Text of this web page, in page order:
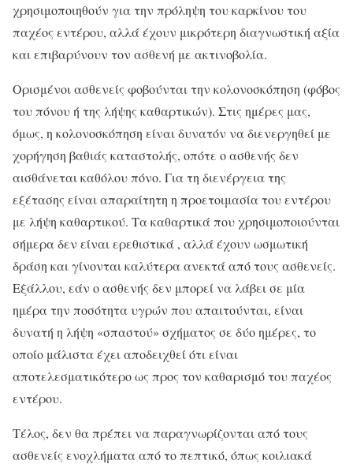
χρησιμοποιηθούν για την πρόληψη του καρκίνου του
παχέος εντέρου, αλλά έχουν μικρότερη διαγνωστική αξία
και επιβαρύνουν τον ασθενή με ακτινοβολία.
Ορισμένοι ασθενείς φοβούνται την κολονοσκόπηση (φόβος
του πόνου ή της λήψης καθαρτικών). Στις ημέρες μας,
όμως, η κολονοσκόπηση είναι δυνατόν να διενεργηθεί με
χορήγηση βαθιάς καταστολής, οπότε ο ασθενής δεν
αισθάνεται καθόλου πόνο. Για τη διενέργεια της
εξέτασης είναι απαραίτητη η προετοιμασία του εντέρου
με λήψη καθαρτικού. Τα καθαρτικά που χρησιμοποιούνται
σήμερα δεν είναι ερεθιστικά , αλλά έχουν ωσμωτική
δράση και γίνονται καλύτερα ανεκτά από τους ασθενείς.
Εξάλλου, εάν ο ασθενής δεν μπορεί να λάβει σε μία
ημέρα την ποσότητα υγρών που απαιτούνται, είναι
δυνατή η λήψη «σπαστού» σχήματος σε δύο ημέρες, το
οποίο μάλιστα έχει αποδειχθεί ότι είναι
αποτελεσματικότερο ως προς τον καθαρισμό του παχέος
εντέρου.
Τέλος, δεν θα πρέπει να παραγνωρίζονται από τους
ασθενείς ενοχλήματα από το πεπτικό, όπως κοιλιακά